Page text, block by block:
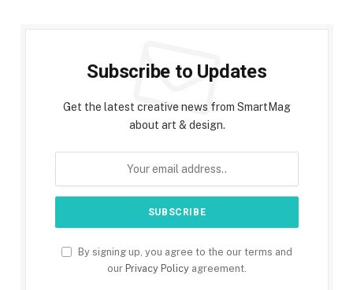
Subscribe to Updates
Get the latest creative news from SmartMag
about art & design.
By signing up, you agree to the our terms and
our Privacy Policy agreement.